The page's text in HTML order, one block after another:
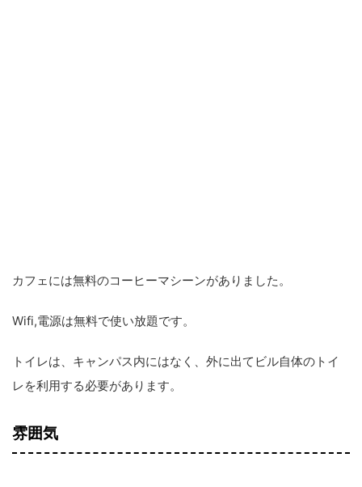
カフェには無料のコーヒーマシーンがありました。
Wifi,電源は無料で使い放題です。
トイレは、キャンパス内にはなく、外に出てビル自体のトイ
レを利用する必要があります。
雰囲気